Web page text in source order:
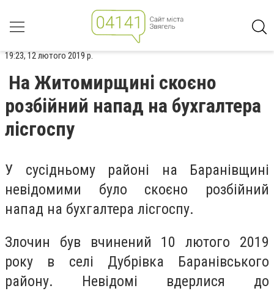
19:23, 12 лютого 2019 р.
На Житомирщині скоєно
розбійний напад на бухгалтера
лісгоспу
У сусідньому районі на Баранівщині
невідомими було скоєно розбійний
напад на бухгалтера лісгоспу.
Злочин був вчинений 10 лютого 2019
року в селі Дубрівка Баранівського
району. Невідомі вдерлися до